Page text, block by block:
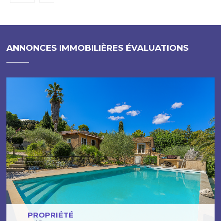
ANNONCES IMMOBILIÈRES ÉVALUATIONS
PROPRIÉTÉ